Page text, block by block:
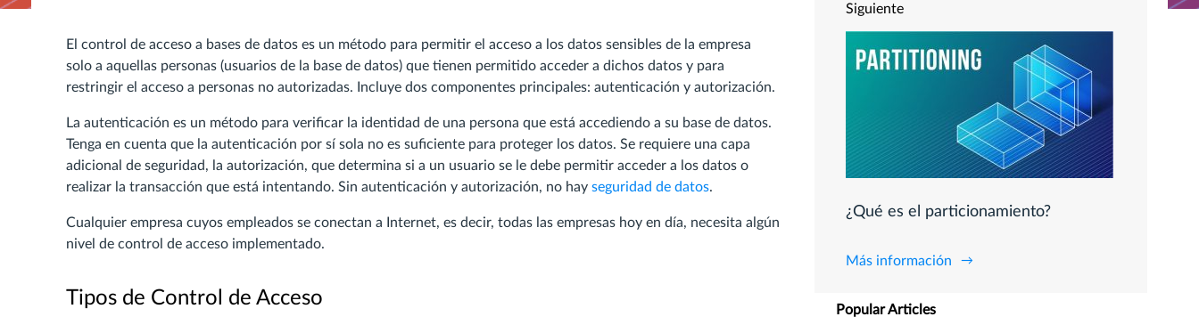
El control de acceso a bases de datos es un método para permitir el acceso a los datos sensibles de la empresa
solo a aquellas personas (usuarios de la base de datos) que tienen permitido acceder a dichos datos y para
restringir el acceso a personas no autorizadas. Incluye dos componentes principales: autenticación y autorización.
La autenticación es un método para verificar la identidad de una persona que está accediendo a su base de datos.
Tenga en cuenta que la autenticación por sí sola no es suficiente para proteger los datos. Se requiere una capa
adicional de seguridad, la autorización, que determina si a un usuario se le debe permitir acceder a los datos o
realizar la transacción que está intentando. Sin autenticación y autorización, no hay seguridad de datos.
Cualquier empresa cuyos empleados se conectan a Internet, es decir, todas las empresas hoy en día, necesita algún
nivel de control de acceso implementado.
Tipos de Control de Acceso
Siguiente
¿Qué es el particionamiento?
Más información
Popular Articles